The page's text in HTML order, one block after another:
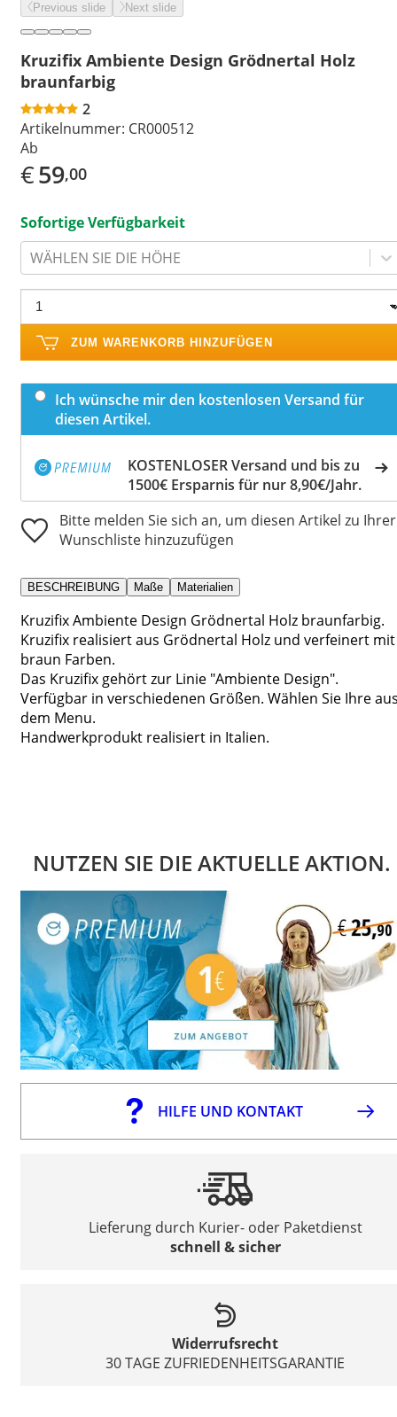
Previous slide Next slide
Kruzifix Ambiente Design Grödnertal Holz
braunfarbig
2
Artikelnummer: CR000512
Ab
€59,00
Sofortige Verfügbarkeit
WÄHLEN SIE DIE HÖHE
ZUM WARENKORB HINZUFÜGEN
Ich wünsche mir den kostenlosen Versand für
diesen Artikel.
KOSTENLOSER Versand und bis zu
1500€ Ersparnis für nur 8,90€/Jahr.
Bitte melden Sie sich an, um diesen Artikel zu Ihrer
Wunschliste hinzuzufügen
BESCHREIBUNG Maße Materialien
Kruzifix Ambiente Design Grödnertal Holz braunfarbig.
Kruzifix realisiert aus Grödnertal Holz und verfeinert mit
braun Farben.
Das Kruzifix gehört zur Linie "Ambiente Design".
Verfügbar in verschiedenen Größen. Wählen Sie Ihre
dem Menu.
Handwerkprodukt realisiert in Italien.
NUTZEN SIE DIE AKTUELLE AKTION.
HILFE UND KONTAKT
Lieferung durch Kurier- oder Paketdienst
schnell & sicher
Widerrufsrecht
30 TAGE ZUFRIEDENHEITSGARANTIE